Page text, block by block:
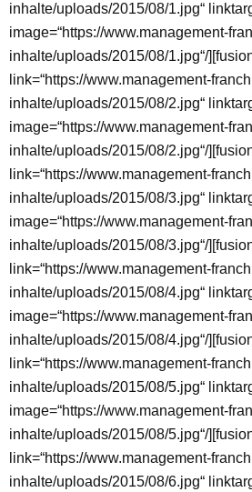
inhalte/uploads/2015/08/1.jpg“
image=“https://www.management-
inhalte/uploads/2015/08/1.jpg“/
link=“https://www.management-
inhalte/uploads/2015/08/2.jpg“
image=“https://www.management-
inhalte/uploads/2015/08/2.jpg“/
link=“https://www.management-
inhalte/uploads/2015/08/3.jpg“
image=“https://www.management-
inhalte/uploads/2015/08/3.jpg“/
link=“https://www.management-
inhalte/uploads/2015/08/4.jpg“
image=“https://www.management-
inhalte/uploads/2015/08/4.jpg“/
link=“https://www.management-
inhalte/uploads/2015/08/5.jpg“
image=“https://www.management-
inhalte/uploads/2015/08/5.jpg“/
link=“https://www.management-
inhalte/uploads/2015/08/6.jpg“